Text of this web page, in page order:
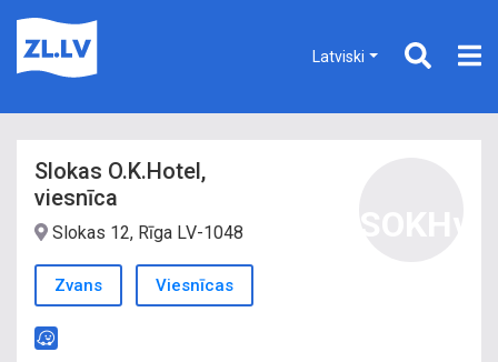
Latviski
Slokas O.K.Hotel,
viesnīca
Slokas 12, Rīga LV-1048
Zvans Viesnīcas